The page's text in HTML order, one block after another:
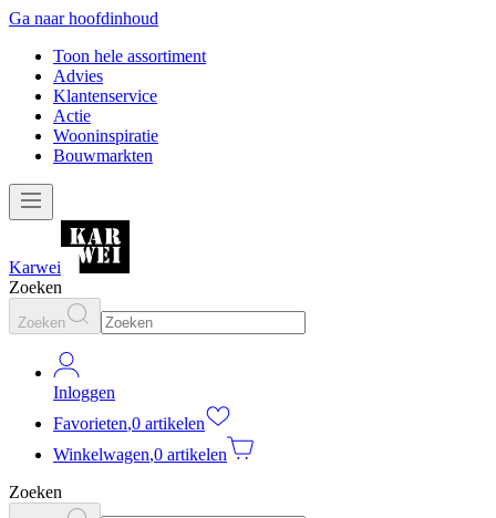
Ga naar hoofdinhoud
Toon hele assortiment
Advies
Klantenservice
Actie
Wooninspiratie
Bouwmarkten
Karwei
Zoeken
Zoeken
Inloggen
Favorieten,0 artikelen
Winkelwagen,0 artikelen
Zoeken